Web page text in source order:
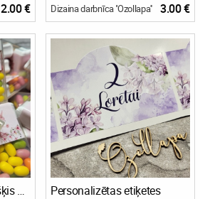
2.00 € Dizaina darbnīca ''Ozollapa'' 3.00 €
Dzimšanas dienas našķis Tiktak konfektes Personalizētas etiķetes